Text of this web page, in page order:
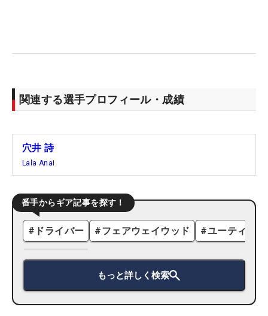
関連する選手プロフィール・成績
穴井 詩
Lala Anai
番手からギア記事を探す！
# ドライバー #フェアウェイウッド #ユーティリ
もっと詳しく検索